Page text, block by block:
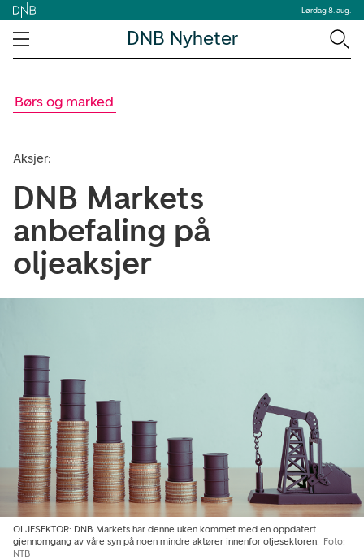
Lørdag 8. aug.
DNB Nyheter
Børs og marked
Aksjer:
DNB Markets
anbefaling på
oljeaksjer
OLJESEKTOR: DNB Markets har denne uken kommet med en oppdatert
gjennomgang av våre syn på noen mindre aktører innenfor oljesektoren.
Foto:
NTB